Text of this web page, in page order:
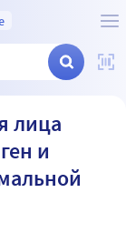
лица
и